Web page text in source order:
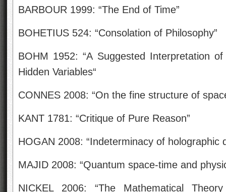
BARBOUR 1999: “The End of Time”
BOHETIUS 524: “Consolation of Philosophy”
BOHM 1952: “A Suggested Interpretation
Hidden Variables“
CONNES 2008: “On the fine structure of
KANT 1781: “Critique of Pure Reason”
HOGAN 2008: “Indeterminacy of holographic
MAJID 2008: “Quantum space-time and
NICKEL 2006: “The Mathematical